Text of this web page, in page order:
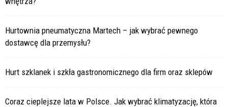
Hurtownia pneumatyczna Martech – jak wybrać pewnego
dostawcę dla przemysłu?
Hurt szklanek i szkła gastronomicznego dla firm oraz sklepów
Coraz cieplejsze lata w Polsce. Jak wybrać klimatyzację, która